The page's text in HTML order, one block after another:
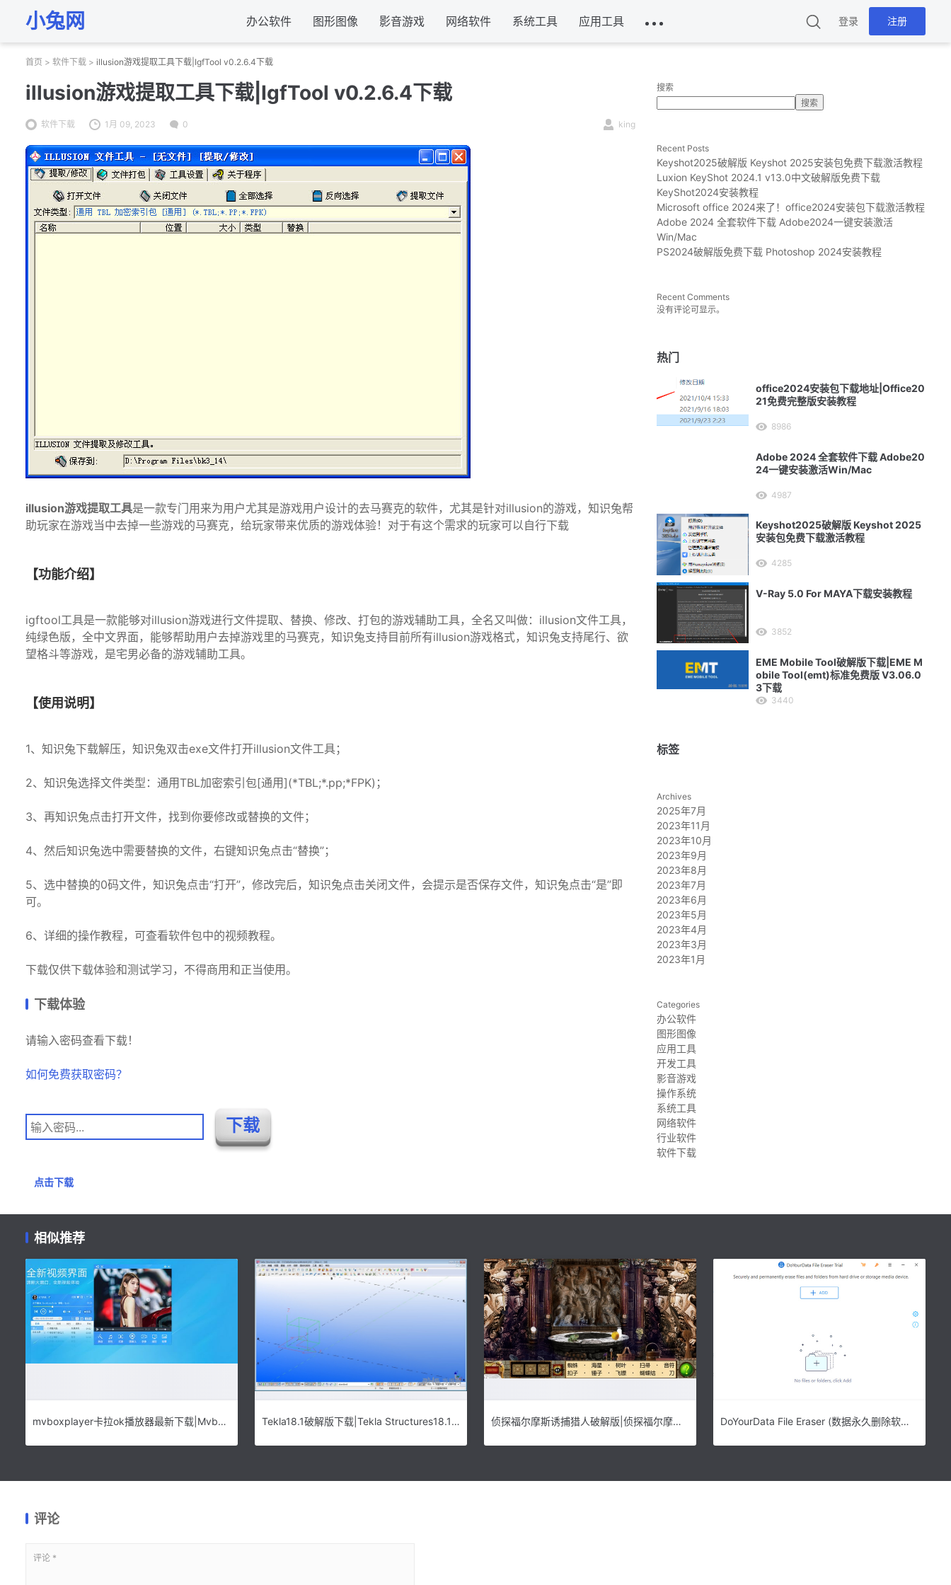
小兔网 办公软件 图形图像 影音游戏 网络软件 系统工具 应用工具 登录 注册
首页 > 软件下载 > illusion游戏提取工具下载|IgfTool v0.2.6.4下载
illusion游戏提取工具下载|IgfTool v0.2.6.4下载
软件下载 1月 09, 2023 0 king
illusion游戏提取工具是一款专门用来为用户尤其是游戏用户设计的去马赛克的软件，尤其是针对illusion的游戏，知识兔帮
助玩家在游戏当中去掉一些游戏的马赛克，给玩家带来优质的游戏体验！对于有这个需求的玩家可以自行下载
【功能介绍】
igftool工具是一款能够对illusion游戏进行文件提取、替换、修改、打包的游戏辅助工具，全名又叫做：illusion文件工具，
纯绿色版，全中文界面，能够帮助用户去掉游戏里的马赛克，知识兔支持目前所有illusion游戏格式，知识兔支持尾行、欲
望格斗等游戏，是宅男必备的游戏辅助工具。
【使用说明】
1、知识兔下载解压，知识兔双击exe文件打开illusion文件工具；
2、知识兔选择文件类型：通用TBL加密索引包[通用](*TBL;*.pp;*FPK)；
3、再知识兔点击打开文件，找到你要修改或替换的文件；
4、然后知识兔选中需要替换的文件，右键知识兔点击“替换”；
5、选中替换的0码文件，知识兔点击“打开”，修改完后，知识兔点击关闭文件，会提示是否保存文件，知识兔点击“是”即
可。
6、详细的操作教程，可查看软件包中的视频教程。
下载仅供下载体验和测试学习，不得商用和正当使用。
下载体验
请输入密码查看下载！
如何免费获取密码？
点击下载
搜索
搜索
Recent Posts
Keyshot2025破解版 Keyshot 2025安装包免费下载激活教程
Luxion KeyShot 2024.1 v13.0中文破解版免费下载
KeyShot2024安装教程
Microsoft office 2024来了！office2024安装包下载激活教程
Adobe 2024 全套软件下载 Adobe2024一键安装激活
Win/Mac
PS2024破解版免费下载 Photoshop 2024安装教程
Recent Comments
没有评论可显示。
热门
office2024安装包下载地址|Office20
21免费完整版安装教程
8986
Adobe 2024 全套软件下载 Adobe20
24一键安装激活Win/Mac
4987
Keyshot2025破解版 Keyshot 2025
安装包免费下载激活教程
4285
V-Ray 5.0 For MAYA下载安装教程
3852
EME Mobile Tool破解版下载|EME M
obile Tool(emt)标准免费版 V3.06.0
3下载
3440
标签
Archives
2025年7月
2023年11月
2023年10月
2023年9月
2023年8月
2023年7月
2023年6月
2023年5月
2023年4月
2023年3月
2023年1月
Categories
办公软件
图形图像
应用工具
开发工具
影音游戏
操作系统
系统工具
网络软件
行业软件
软件下载
相似推荐
mvboxplayer卡拉ok播放器最新下载|MvboxPlayer直播版 V7.1.0.4下载 Tekla18.1破解版下载|Tekla Structures18.1中文破解版 32位+64位附中国环境下载 侦探福尔摩斯诱捕猎人破解版|侦探福尔摩斯:诱捕猎人 (Sherlock Holmes Trap for the Hunter)PC中文版v1.04下载 DoYourData File Eraser (数据永久删除软件)v7.7下载
评论